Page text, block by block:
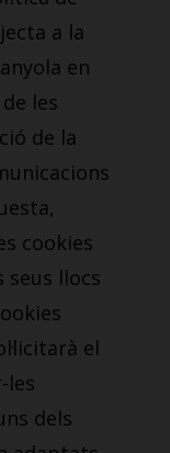
a la
en
les
de la
cookies
seus llocs
el
les
dels